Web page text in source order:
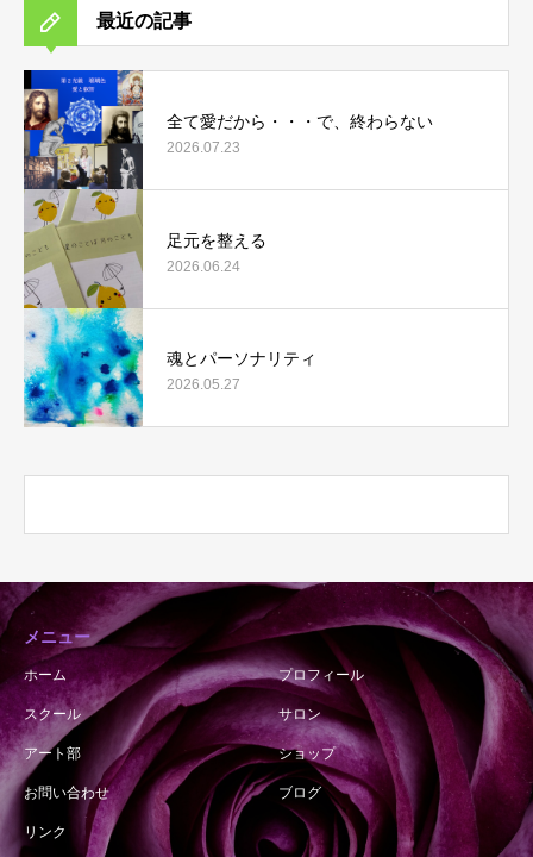
最近の記事
全て愛だから・・・で、終わらない
2026.07.23
足元を整える
2026.06.24
魂とパーソナリティ
2026.05.27
メニュー
ホーム プロフィール
スクール サロン
アート部 ショップ
お問い合わせ ブログ
リンク